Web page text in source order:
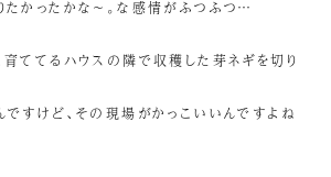
たかったかな～。な感情がふつふつ…
育ててるハウスの隣で収穫した芽ネギを切り
ですけど、その現場がかっこいいんですよね